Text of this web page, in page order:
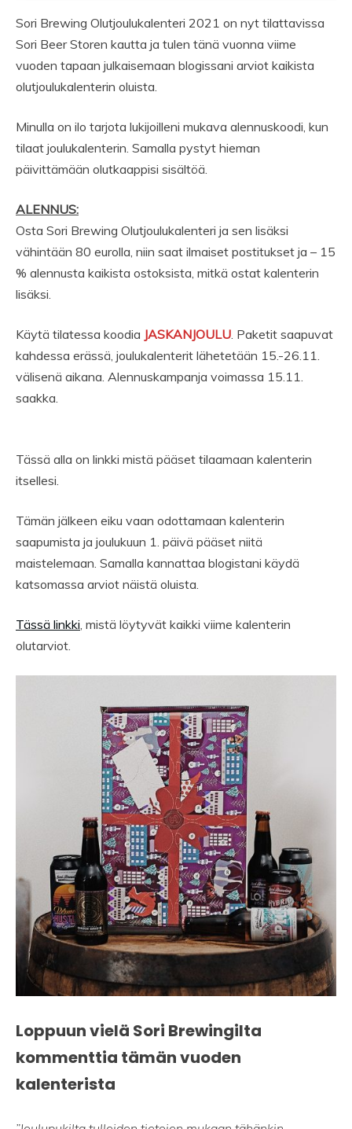
Sori Brewing Olutjoulukalenteri 2021 on nyt tilattavissa
Sori Beer Storen kautta ja tulen tänä vuonna viime
vuoden tapaan julkaisemaan blogissani arviot kaikista
olutjoulukalenterin oluista.
Minulla on ilo tarjota lukijoilleni mukava alennuskoodi, kun
tilaat joulukalenterin. Samalla pystyt hieman
päivittämään olutkaappisi sisältöä.
ALENNUS:
Osta Sori Brewing Olutjoulukalenteri ja sen lisäksi
vähintään 80 eurolla, niin saat ilmaiset postitukset ja – 15
% alennusta kaikista ostoksista, mitkä ostat kalenterin
lisäksi.
Käytä tilatessa koodia JASKANJOULU. Paketit saapuvat
kahdessa erässä, joulukalenterit lähetetään 15.-26.11.
välisenä aikana. Alennuskampanja voimassa 15.11.
saakka.
Tässä alla on linkki mistä pääset tilaamaan kalenterin
itsellesi.
Tämän jälkeen eiku vaan odottamaan kalenterin
saapumista ja joulukuun 1. päivä pääset niitä
maistelemaan. Samalla kannattaa blogistani käydä
katsomassa arviot näistä oluista.
Tässä linkki, mistä löytyvät kaikki viime kalenterin
olutarviot.
Loppuun vielä Sori Brewingilta
kommenttia tämän vuoden
kalenterista